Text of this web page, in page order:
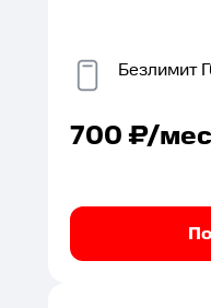
Безлимит
700₽/мес